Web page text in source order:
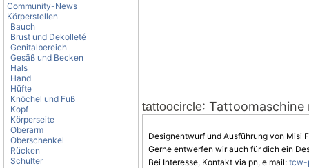
Community-News
Körperstellen
Bauch
Brust und Dekolleté
Genitalbereich
Gesäß und Becken
Hals
Hand
Hüfte
Knöchel und Fuß
Kopf
Körperseite
Oberarm
Oberschenkel
Rücken
Schulter
tattoocircle: Tattoomaschine
Designentwurf und Ausführung von Misi
Gerne entwerfen wir auch für dich ein
Bei Interesse, Kontakt via pn, e mail: tcw-